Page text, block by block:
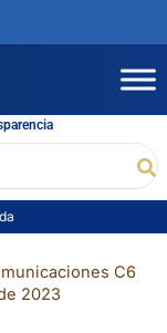
C6
2023